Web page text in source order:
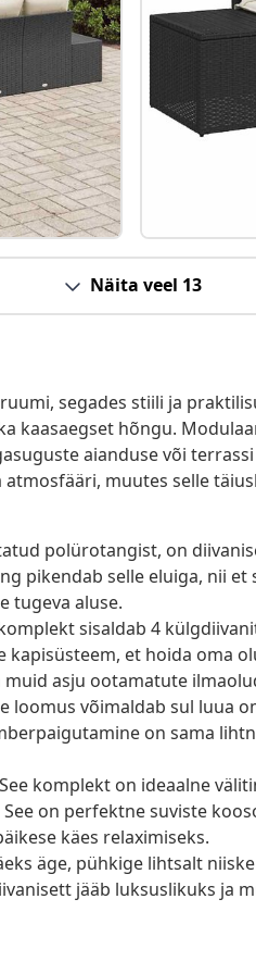
Näita veel 13
segades stiili ja
kaasaegset hõngu.
aianduse või
muutes selle
polürotangist, on
pikendab selle eluiga, nii et
tugeva aluse.
sisaldab 4
et hoida oma
asju ootamatute
loomus võimaldab sul luua
on sama
See komplekt on ideaalne
on perfektne suviste
käes relaximiseks.
äge, pühkige lihtsalt
jääb luksuslikuks ja